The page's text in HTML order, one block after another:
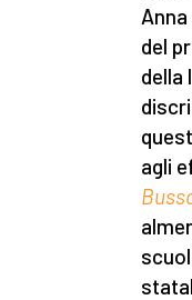
del
della
agli